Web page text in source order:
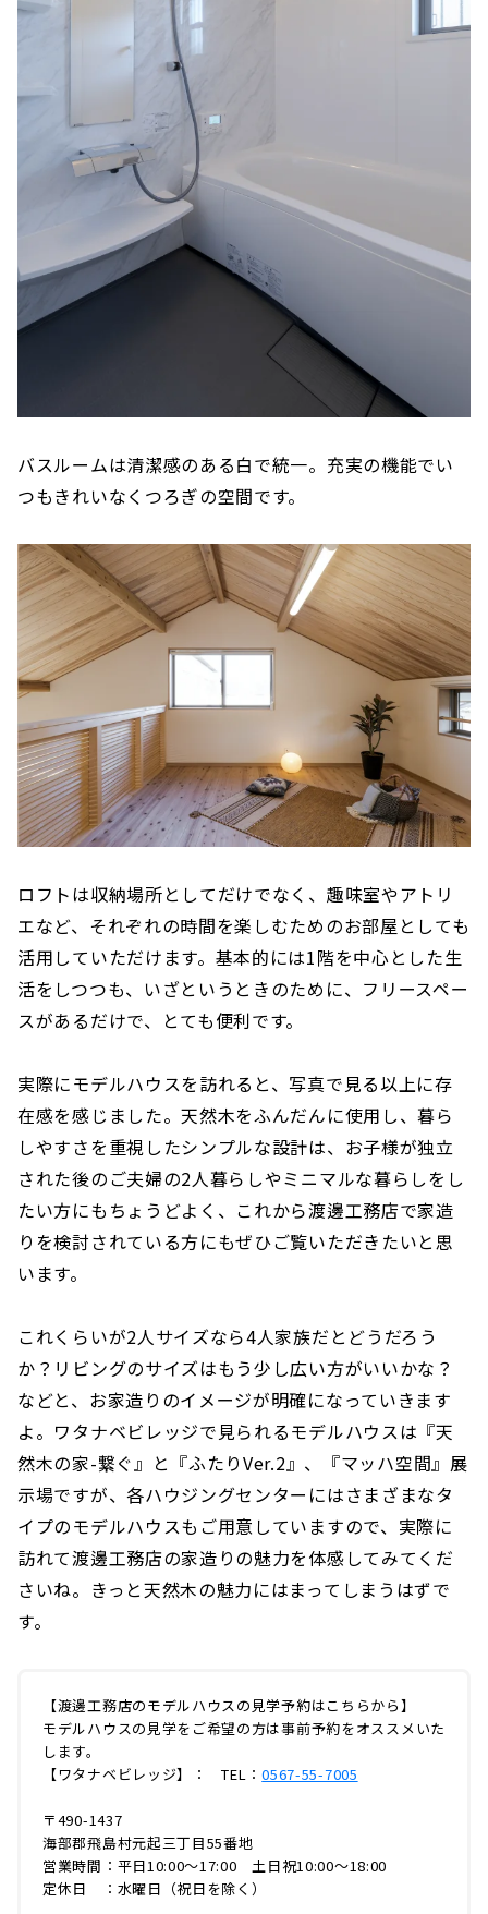
バスルームは清潔感のある白で統一。充実の機能でい
つもきれいなくつろぎの空間です。
ロフトは収納場所としてだけでなく、趣味室やアトリ
エなど、それぞれの時間を楽しむためのお部屋としても
活用していただけます。基本的には1階を中心とした生
活をしつつも、いざというときのために、フリースペー
スがあるだけで、とても便利です。
実際にモデルハウスを訪れると、写真で見る以上に存
在感を感じました。天然木をふんだんに使用し、暮ら
しやすさを重視したシンプルな設計は、お子様が独立
された後のご夫婦の2人暮らしやミニマルな暮らしをし
たい方にもちょうどよく、これから渡邊工務店で家造
りを検討されている方にもぜひご覧いただきたいと思
います。
これくらいが2人サイズなら4人家族だとどうだろう
か？リビングのサイズはもう少し広い方がいいかな？
などと、お家造りのイメージが明確になっていきます
よ。ワタナベビレッジで見られるモデルハウスは『天
然木の家-繋ぐ』と『ふたりVer.2』、『マッハ空間』展
示場ですが、各ハウジングセンターにはさまざまなタ
イプのモデルハウスもご用意していますので、実際に
訪れて渡邊工務店の家造りの魅力を体感してみてくだ
さいね。きっと天然木の魅力にはまってしまうはずで
す。
【渡邊工務店のモデルハウスの見学予約はこちらから】
モデルハウスの見学をご希望の方は事前予約をオススメいた
します。
【ワタナベビレッジ】： TEL：0567-55-7005
〒490-1437
海部郡飛島村元起三丁目55番地
営業時間：平日10:00〜17:00 土日祝10:00〜18:00
定休日 ：水曜日（祝日を除く）